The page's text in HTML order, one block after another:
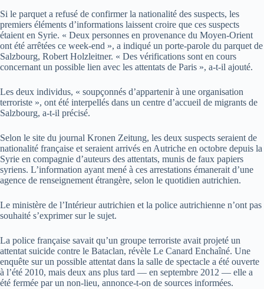
Si le parquet a refusé de confirmer la nationalité des suspects, les
premiers éléments d’informations laissent croire que ces suspects
étaient en Syrie. « Deux personnes en provenance du Moyen-Orient
ont été arrêtées ce week-end », a indiqué un porte-parole du parquet de
Salzbourg, Robert Holzleitner. « Des vérifications sont en cours
concernant un possible lien avec les attentats de Paris », a-t-il ajouté.
Les deux individus, « soupçonnés d’appartenir à une organisation
terroriste », ont été interpellés dans un centre d’accueil de migrants de
Salzbourg, a-t-il précisé.
Selon le site du journal Kronen Zeitung, les deux suspects seraient de
nationalité française et seraient arrivés en Autriche en octobre depuis la
Syrie en compagnie d’auteurs des attentats, munis de faux papiers
syriens. L’information ayant mené à ces arrestations émanerait d’une
agence de renseignement étrangère, selon le quotidien autrichien.
Le ministère de l’Intérieur autrichien et la police autrichienne n’ont pas
souhaité s’exprimer sur le sujet.
La police française savait qu’un groupe terroriste avait projeté un
attentat suicide contre le Bataclan, révèle Le Canard Enchaîné. Une
enquête sur un possible attentat dans la salle de spectacle a été ouverte
à l’été 2010, mais deux ans plus tard — en septembre 2012 — elle a
été fermée par un non-lieu, annonce-t-on de sources informées.